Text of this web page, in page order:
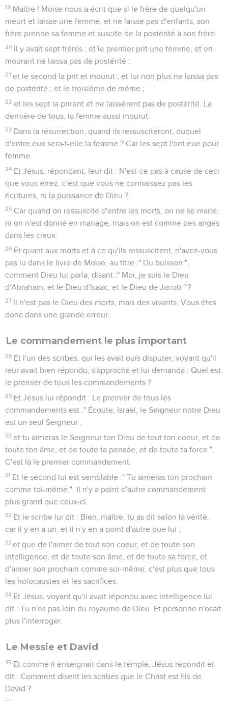
19 Maître ! Moïse nous a écrit que si le frère de quelqu'un
meurt et laisse une femme, et ne laisse pas d'enfants, son
frère prenne sa femme et suscite de la postérité à son frère.
20 Il y avait sept frères ; et le premier prit une femme, et en
mourant ne laissa pas de postérité ;
21 et le second la prit et mourut ; et lui non plus ne laissa pas
de postérité ; et le troisième de même ;
22 et les sept la prirent et ne laissèrent pas de postérité. La
dernière de tous, la femme aussi mourut.
23 Dans la résurrection, quand ils ressusciteront, duquel
d'entre eux sera-t-elle la femme ? Car les sept l'ont eue pour
femme.
24 Et Jésus, répondant, leur dit : N'est-ce pas à cause de ceci
que vous errez, c'est que vous ne connaissez pas les
écritures, ni la puissance de Dieu ?
25 Car quand on ressuscite d'entre les morts, on ne se marie,
ni on n'est donné en mariage, mais on est comme des anges
dans les cieux.
26 Et quant aux morts et à ce qu'ils ressuscitent, n'avez-vous
pas lu dans le livre de Moïse, au titre :" Du buisson ",
comment Dieu lui parla, disant :" Moi, je suis le Dieu
d'Abraham, et le Dieu d'Isaac, et le Dieu de Jacob " ?
27 Il n'est pas le Dieu des morts, mais des vivants. Vous êtes
donc dans une grande erreur.
Le commandement le plus important
28 Et l'un des scribes, qui les avait ouïs disputer, voyant qu'il
leur avait bien répondu, s'approcha et lui demanda : Quel est
le premier de tous les commandements ?
29 Et Jésus lui répondit : Le premier de tous les
commandements est :" Écoute, Israël, le Seigneur notre Dieu
est un seul Seigneur ;
30 et tu aimeras le Seigneur ton Dieu de tout ton coeur, et de
toute ton âme, et de toute ta pensée, et de toute ta force ".
C'est là le premier commandement.
31 Et le second lui est semblable :" Tu aimeras ton prochain
comme toi-même ". Il n'y a point d'autre commandement
plus grand que ceux-ci.
32 Et le scribe lui dit : Bien, maître, tu as dit selon la vérité,
car il y en a un, et il n'y en a point d'autre que lui ;
33 et que de l'aimer de tout son coeur, et de toute son
intelligence, et de toute son âme, et de toute sa force, et
d'aimer son prochain comme soi-même, c'est plus que tous
les holocaustes et les sacrifices.
34 Et Jésus, voyant qu'il avait répondu avec intelligence lui
dit : Tu n'es pas loin du royaume de Dieu. Et personne n'osait
plus l'interroger.
Le Messie et David
35 Et comme il enseignait dans le temple, Jésus répondit et
dit : Comment disent les scribes que le Christ est fils de
David ?